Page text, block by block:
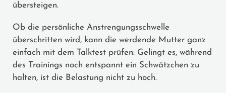
übersteigen.
Ob die persönliche Anstrengungsschwelle
überschritten wird, kann die werdende Mutter ganz
einfach mit dem Talktest prüfen: Gelingt es, während
des Trainings noch entspannt ein Schwätzchen zu
halten, ist die Belastung nicht zu hoch.